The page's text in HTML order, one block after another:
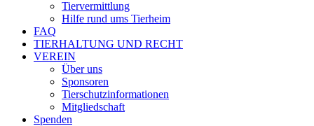
Tiervermittlung
Hilfe rund ums Tierheim
FAQ
TIERHALTUNG UND RECHT
VEREIN
Über uns
Sponsoren
Tierschutzinformationen
Mitgliedschaft
Spenden